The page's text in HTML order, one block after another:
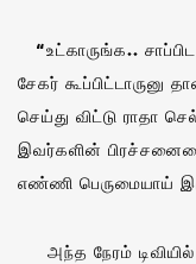
“உட்காருங்க..
சேகர் கூப்பிட்டாருனு
செய்து விட்டு ராதா
இவர்களின்
எண்ணி பெருமையாய்
அந்த நேரம் டிவியில்